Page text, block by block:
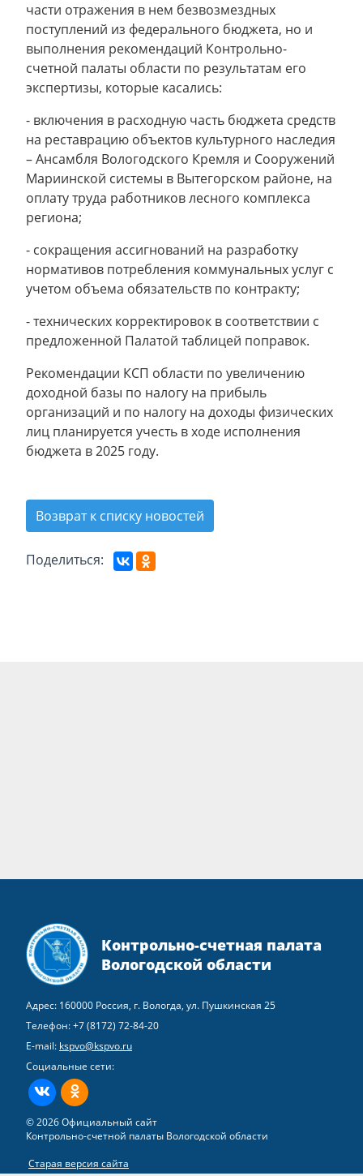
части отражения в нем безвозмездных
поступлений из федерального бюджета, но и
выполнения рекомендаций Контрольно-
счетной палаты области по результатам его
экспертизы, которые касались:
- включения в расходную часть бюджета средств
на реставрацию объектов культурного наследия
– Ансамбля Вологодского Кремля и Сооружений
Мариинской системы в Вытегорском районе, на
оплату труда работников лесного комплекса
региона;
- сокращения ассигнований на разработку
нормативов потребления коммунальных услуг с
учетом объема обязательств по контракту;
- технических корректировок в соответствии с
предложенной Палатой таблицей поправок.
Рекомендации КСП области по увеличению
доходной базы по налогу на прибыль
организаций и по налогу на доходы физических
лиц планируется учесть в ходе исполнения
бюджета в 2025 году.
Возврат к списку новостей
Поделиться:
Контрольно-счетная палата
Вологодской области
Адрес: 160000 Россия, г. Вологда, ул. Пушкинская 25
Телефон:+7 (8172) 72-84-20
E-mail: kspvo@kspvo.ru
Социальные сети:
ВКонтактеОдноклассники
© 2026 Официальный сайт
Контрольно-счетной палаты Вологодской области
Старая версия сайта